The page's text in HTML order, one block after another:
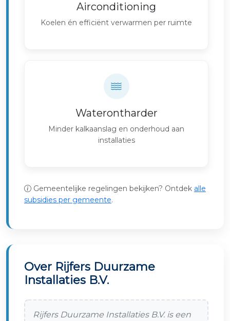
Airconditioning
Koelen én efficiënt verwarmen per ruimte
Waterontharder
Minder kalkaanslag en onderhoud aan
installaties
Gemeentelijke regelingen bekijken? Ontdek alle
subsidies per gemeente.
Over Rijfers Duurzame
Installaties B.V.
Rijfers Duurzame Installaties B.V. is een